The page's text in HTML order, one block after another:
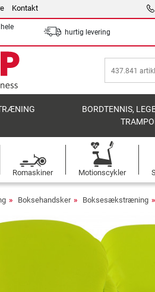
Kontakt
hurtig levering
BORDTENNIS,
Romaskiner Motionscykler
Boksehandsker Boksesækstræning